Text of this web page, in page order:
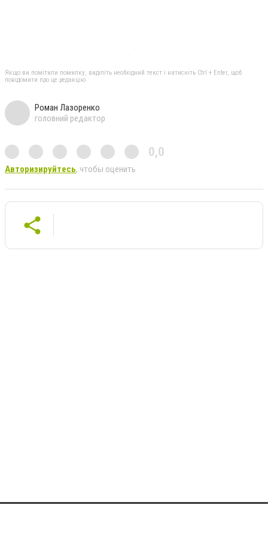
Якщо ви помітили помилку, виділіть необхідний текст і натисніть Ctrl + Enter, щоб
повідомити про це редакцію
Роман Лазоренко
головний редактор
0,0
Авторизируйтесь, чтобы оценить